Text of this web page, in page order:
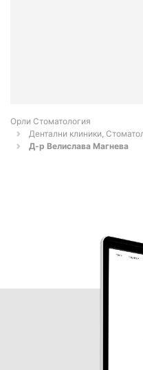
Орли Стоматология
Дентални клиники,
Д-р Велислава Магнева